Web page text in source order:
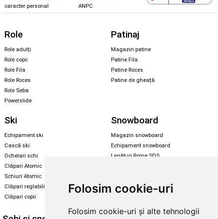
Folosim cookie-uri
Folosim cookie-uri și alte tehnologii
caracter personal
ANPC
Role
Role adulți
Role copii
Role Fila
Role Roces
Role Seba
Powerslide
Patinaj
Magazin patine
Patine Fila
Patine Roces
Patine de gheață
Ski
Echipament ski
Cască ski
Ochelari schi
Clăpari Atomic
Schiuri Atomic
Clăpari reglabili
Clăpari copii
Snowboard
Magazin snowboard
Echipament snowboard
Legături Rome SDS
Santa Cruz